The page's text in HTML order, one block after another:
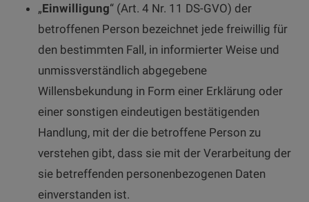
„Einwilligung“ (Art. 4 Nr. 11 DS-GVO) der
betroffenen Person bezeichnet jede freiwillig für
den bestimmten Fall, in informierter Weise und
unmissverständlich abgegebene
Willensbekundung in Form einer Erklärung oder
einer sonstigen eindeutigen bestätigenden
Handlung, mit der die betroffene Person zu
verstehen gibt, dass sie mit der Verarbeitung der
sie betreffenden personenbezogenen Daten
einverstanden ist.